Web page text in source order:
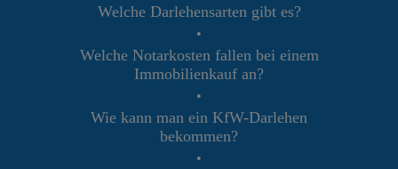
Welche Darlehensarten gibt es?
•
Welche Notarkosten fallen bei einem
Immobilienkauf an?
•
Wie kann man ein KfW-Darlehen
bekommen?
•